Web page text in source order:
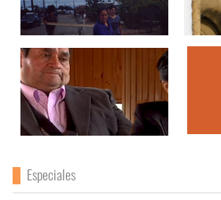
Especiales